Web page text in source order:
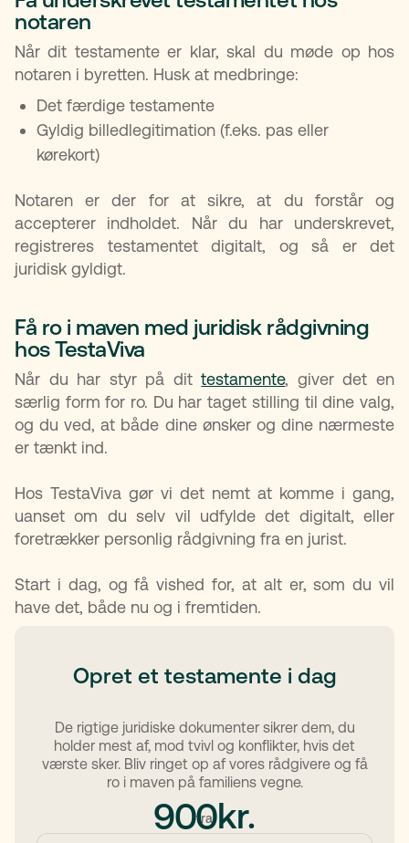
notaren
Når dit testamente er klar, skal du møde op hos
notaren i byretten. Husk at medbringe:
Det færdige testamente
Gyldig billedlegitimation (f.eks. pas eller
kørekort)
Notaren er der for at sikre, at du forstår og
accepterer indholdet. Når du har underskrevet,
registreres testamentet digitalt, og så er det
juridisk gyldigt.
Få ro i maven med juridisk rådgivning
hos TestaViva
Når du har styr på dittestamente, giver det en
særlig form for ro. Du har taget stilling til dine valg,
og du ved, at både dine ønsker og dine nærmeste
er tænkt ind.
Hos TestaViva gør vi det nemt at komme i gang,
uanset om du selv vil udfylde det digitalt, eller
foretrækker personlig rådgivning fra en jurist.
Start i dag, og få vished for, at alt er, som du vil
have det, både nu og i fremtiden.
Opret et testamente i dag
De rigtige juridiske dokumenter sikrer dem, du
holder mest af, mod tvivl og konflikter, hvis det
værste sker. Bliv ringet op af vores rådgivere og få
ro i maven på familiens vegne.
fra
900kr.